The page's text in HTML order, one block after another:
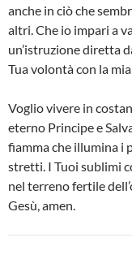
anche in ciò che
altri. Che io impari a
un’istruzione diretta
Tua volontà con la
Voglio vivere in
eterno Principe e
fiamma che illumina i
stretti. I Tuoi sublimi
nel terreno fertile
Gesù, amen.